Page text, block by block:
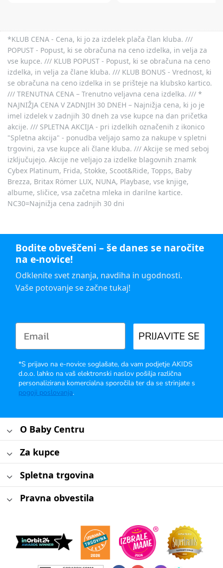
*KLUB CENA - Cena, ki jo za izdelek plača član kluba. ///
POPUST - Popust, ki se obračuna na ceno izdelka, in velja za
vse kupce. /// KLUB POPUST - Popust, ki se obračuna na ceno
izdelka, in velja za člane kluba. /// KLUB BONUS - Vrednost, ki
se obračuna na ceno izdelka in se prišteje na klubsko kartico.
/// TRENUTNA CENA – Trenutno veljavna cena izdelka. /// *
NAJNIŽJA CENA V ZADNJIH 30 DNEH – Najnižja cena, ki jo je
imel izdelek v zadnjih 30 dneh za vse kupce na dan pričetka
akcije. /// SPLETNA AKCIJA - pri izdelkih označenih z ikonico
"Spletna akcija" - ponudba veljajo samo za nakupe v spletni
trgovini, za vse kupce ali člane kluba. /// Akcije se med seboj
izključujejo. Akcije ne veljajo za izdelke blagovnih znamk
Cybex Platinum, Frida, Stokke, Scoot&Ride, Topps, Baby
Brezza, Britax Römer LUX, NUNA, Playbase, vse knjige,
albume, sličice, vsa začetna mleka in darilne kartice.
NC30=Najnižja cena zadnjih 30 dni
Bodite obveščeni – še danes se naročite
na e-novice!
Odklenite svet znanja, navdiha in ugodnosti.
Vaše potovanje se začne tukaj!
PRIJAVITE SE
*S prijavo na e-novice soglašate, da vam podjetje AKIDS
d.o.o. lahko na vaš elektronski naslov pošilja različna
personalizirana komercialna sporočila ter da se strinjate s
pogoji poslovanja.
O Baby Centru
Za kupce
Spletna trgovina
Pravna obvestila